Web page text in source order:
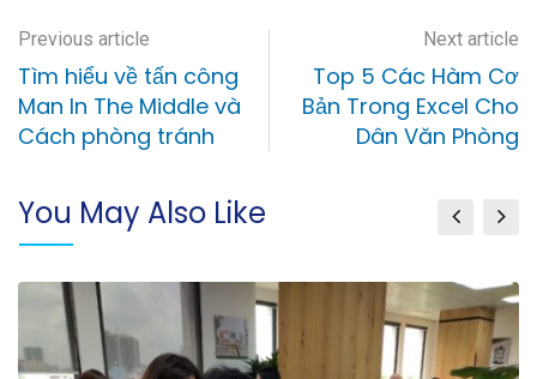
Previous article
Tìm hiểu về tấn công
Man In The Middle và
Cách phòng tránh
Next article
Top 5 Các Hàm Cơ
Bản Trong Excel Cho
Dân Văn Phòng
You May Also Like